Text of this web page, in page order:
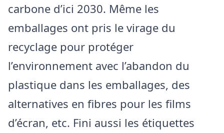
carbone d’ici 2030. Même les
emballages ont pris le virage du
recyclage pour protéger
l’environnement avec l’abandon du
plastique dans les emballages, des
alternatives en fibres pour les films
d’écran, etc. Fini aussi les étiquettes